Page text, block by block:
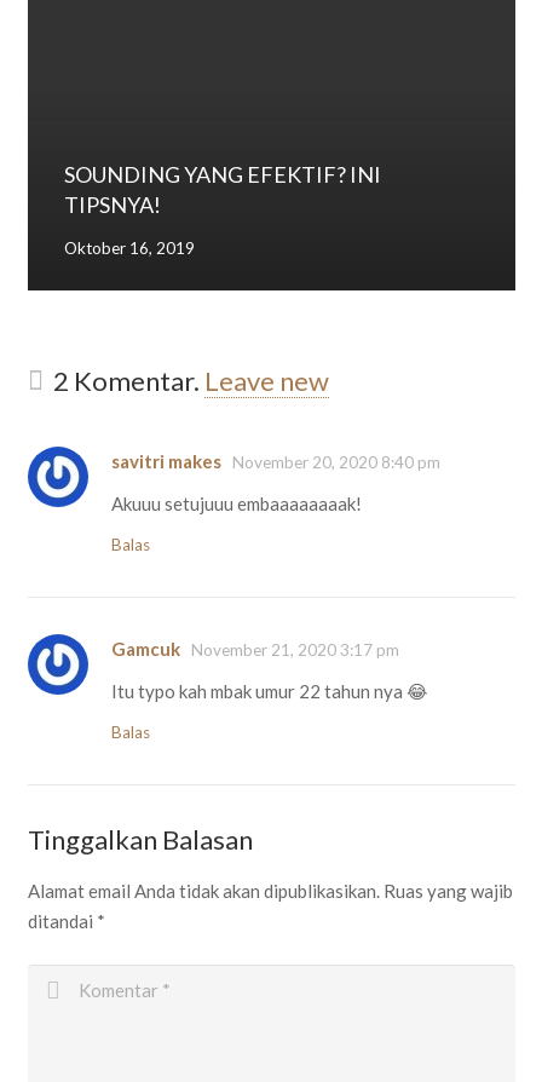
SOUNDING YANG EFEKTIF? INI
TIPSNYA!
Oktober 16, 2019
2 Komentar. Leave new
savitri makes November 20, 2020 8:40 pm
Akuuu setujuuu embaaaaaaaak!
Balas
Gamcuk November 21, 2020 3:17 pm
Itu typo kah mbak umur 22 tahun nya 😂
Balas
Tinggalkan Balasan
Alamat email Anda tidak akan dipublikasikan. Ruas yang wajib
ditandai *